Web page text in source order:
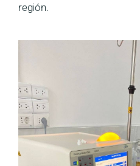
región.